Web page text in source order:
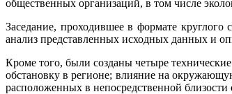
общественных организаций, в том числе
Заседание, проходившее в формате
анализ представленных исходных данных и
Кроме того, были созданы четыре
обстановку в регионе; влияние на
расположенных в непосредственной близости